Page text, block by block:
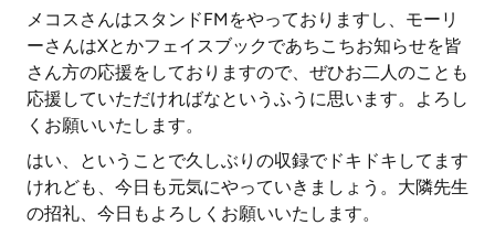
メコスさんはスタンドFMをやっておりますし、モーリ
ーさんはXとかフェイスブックであちこちお知らせを皆
さん方の応援をしておりますので、ぜひお二人のことも
応援していただければなというふうに思います。よろし
くお願いいたします。
はい、ということで久しぶりの収録でドキドキしてます
けれども、今日も元気にやっていきましょう。大隣先生
の招礼、今日もよろしくお願いいたします。